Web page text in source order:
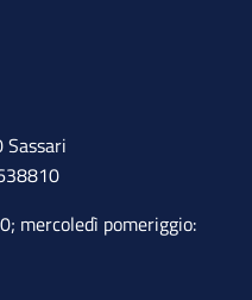
mercoledì pomeriggio: